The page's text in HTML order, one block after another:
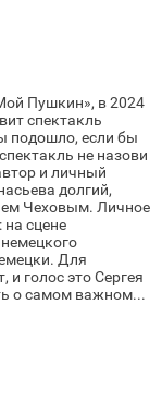
Пушкин», в 2024
спектакль
подошло, если бы
не назови
и личный
долгий,
Чеховым. Личное
на сцене
Для
и голос это Сергея
о самом важном...